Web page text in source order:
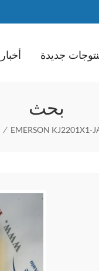
أخبار جديدة
بحث
/ EMERSON KJ2201X1-